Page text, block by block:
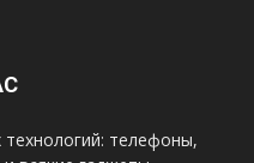
телефоны,